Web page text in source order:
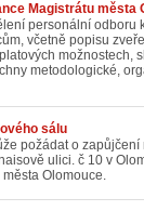
Magistrátu města
personální
včetně popisu
metodologické,
sálu
požádat o
ulici. č 10 v
Olomouce.